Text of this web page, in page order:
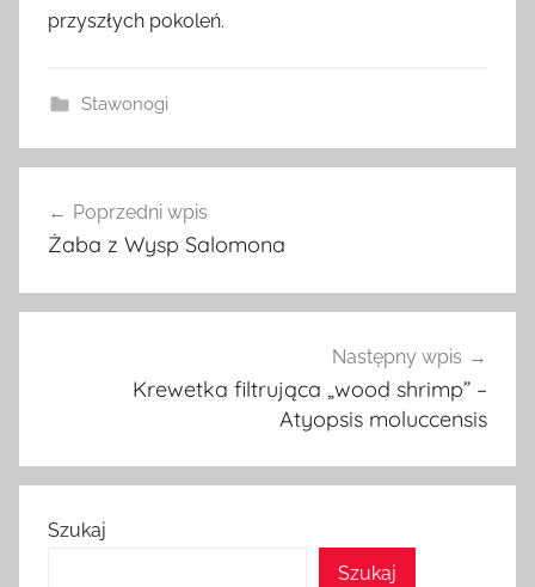
przyszłych pokoleń.
Stawonogi
wpisu
Poprzedni wpis
Żaba z Wysp Salomona
Następny wpis
Krewetka filtrująca „wood shrimp” –
Atyopsis moluccensis
Szukaj
Szukaj